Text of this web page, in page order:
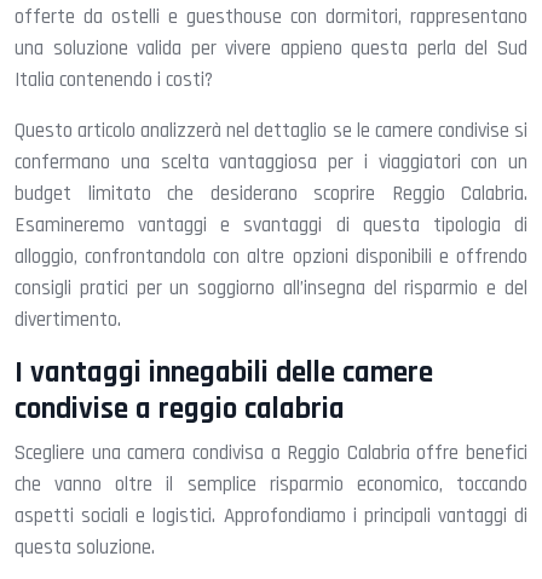
offerte da ostelli e guesthouse con dormitori, rappresentano
una soluzione valida per vivere appieno questa perla del Sud
Italia contenendo i costi?
Questo articolo analizzerà nel dettaglio se le camere condivise si
confermano una scelta vantaggiosa per i viaggiatori con un
budget limitato che desiderano scoprire Reggio Calabria.
Esamineremo vantaggi e svantaggi di questa tipologia di
alloggio, confrontandola con altre opzioni disponibili e offrendo
consigli pratici per un soggiorno all’insegna del risparmio e del
divertimento.
I vantaggi innegabili delle camere
condivise a reggio calabria
Scegliere una camera condivisa a Reggio Calabria offre benefici
che vanno oltre il semplice risparmio economico, toccando
aspetti sociali e logistici. Approfondiamo i principali vantaggi di
questa soluzione.